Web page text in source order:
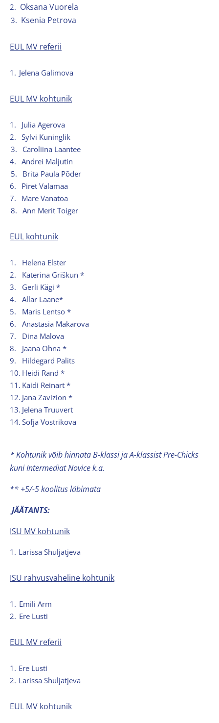
2. Oksana Vuorela
3. Ksenia Petrova
EUL MV referii
1. Jelena Galimova
EUL MV kohtunik
1.
Julia Agerova
2. Sylvi Kuninglik
3.
Caroliina Laantee
4. Andrei Maljutin
5.
Brita Paula Põder
6.
Piret Valamaa
7.
Mare Vanatoa
8. Ann Merit Toiger
EUL kohtunik
1.
Helena Elster
2.
Katerina Griškun *
3.
Gerli Kägi *
4.
Allar Laane*
5.
Maris Lentso *
6.
Anastasia Makarova
7.
Dina Malova
8.
Jaana Ohna *
9.
Hildegard Palits
10. Heidi Rand *
11. Kaidi Reinart *
12. Jana Zavizion *
13. Jelena Truuvert
14. Sofja Vostrikova
* Kohtunik võib hinnata B-klassi ja A-klassist Pre-Chicks
kuni Intermediat Novice k.a.
** +5/-5 koolitus läbimata
JÄÄTANTS:
ISU MV kohtunik
1. Larissa Shuljatjeva
ISU rahvusvaheline kohtunik
1. Emili Arm
2. Ere Lusti
EUL MV referii
1. Ere Lusti
2. Larissa Shuljatjeva
EUL MV kohtunik